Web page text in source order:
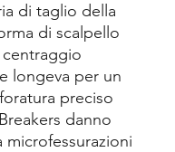
di taglio della
di scalpello
longeva per un
preciso
danno
microfessurazioni